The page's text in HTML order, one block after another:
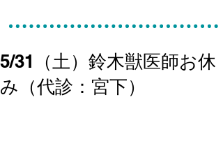
5/31（土）鈴木獣医師お休
み（代診：宮下）